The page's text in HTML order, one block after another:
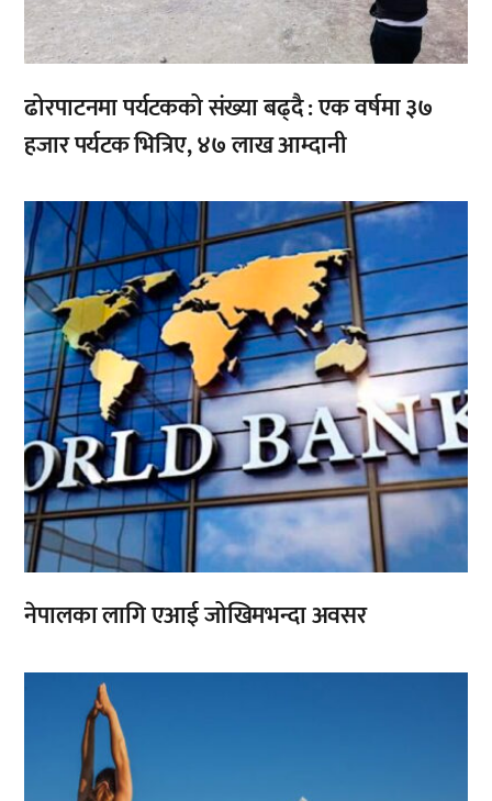
ढोरपाटनमा पर्यटकको संख्या बढ्दै : एक वर्षमा ३७
हजार पर्यटक भित्रिए, ४७ लाख आम्दानी
नेपालका लागि एआई जोखिमभन्दा अवसर